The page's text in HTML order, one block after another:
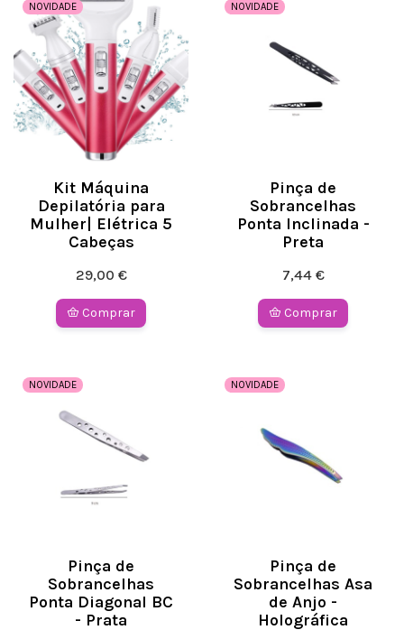
NOVIDADE
Kit Máquina
Depilatória para
Mulher| Elétrica 5
Cabeças
29,00 €
Comprar
NOVIDADE
Pinça de
Sobrancelhas
Ponta Inclinada -
Preta
7,44 €
Comprar
NOVIDADE
Pinça de
Sobrancelhas
Ponta Diagonal BC
- Prata
NOVIDADE
Pinça de
Sobrancelhas Asa
de Anjo -
Holográfica